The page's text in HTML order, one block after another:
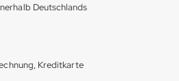
Deutschlands
Kreditkarte